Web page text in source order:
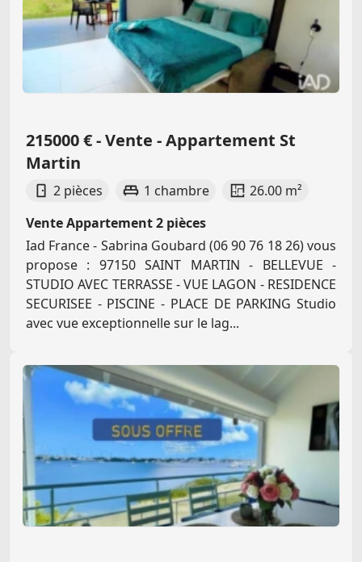
215000 € - Vente - Appartement St
Martin
2 pièces 1 chambre
26.00 m²
Vente Appartement 2 pièces
Iad France - Sabrina Goubard (06 90 76 18 26) vous
propose : 97150 SAINT MARTIN - BELLEVUE -
STUDIO AVEC TERRASSE - VUE LAGON - RESIDENCE
SECURISEE - PISCINE - PLACE DE PARKING Studio
avec vue exceptionnelle sur le lag...